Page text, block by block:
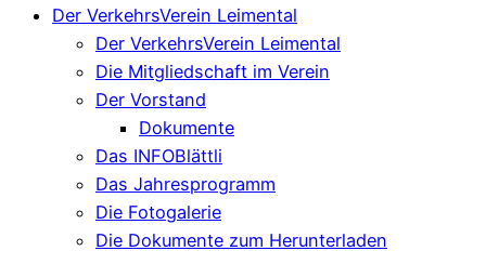
Der VerkehrsVerein Leimental
Der VerkehrsVerein Leimental
Die Mitgliedschaft im Verein
Der Vorstand
Dokumente
Das INFOBlättli
Das Jahresprogramm
Die Fotogalerie
Die Dokumente zum Herunterladen